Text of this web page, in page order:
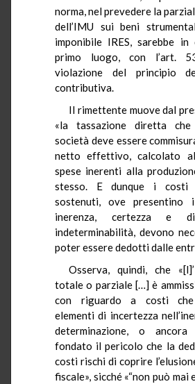
norma, nel prevedere la
dell’IMU sui beni
imponibile IRES, sarebbe
primo luogo, con l’art.
violazione del principio
contributiva.
Il rimettente muove dal
«la tassazione diretta
società deve essere
netto effettivo, calcolato
spese inerenti alla
stesso. E dunque i
sostenuti, ove presentino
inerenza, certezza e
indeterminabilità, devono
poter essere dedotti dalle
Osserva, quindi, che
totale o parziale […] è
con riguardo a costi che
elementi di incertezza
determinazione, o
fondato il pericolo che la
costi rischi di coprire
fiscale», sicché «“non può mai